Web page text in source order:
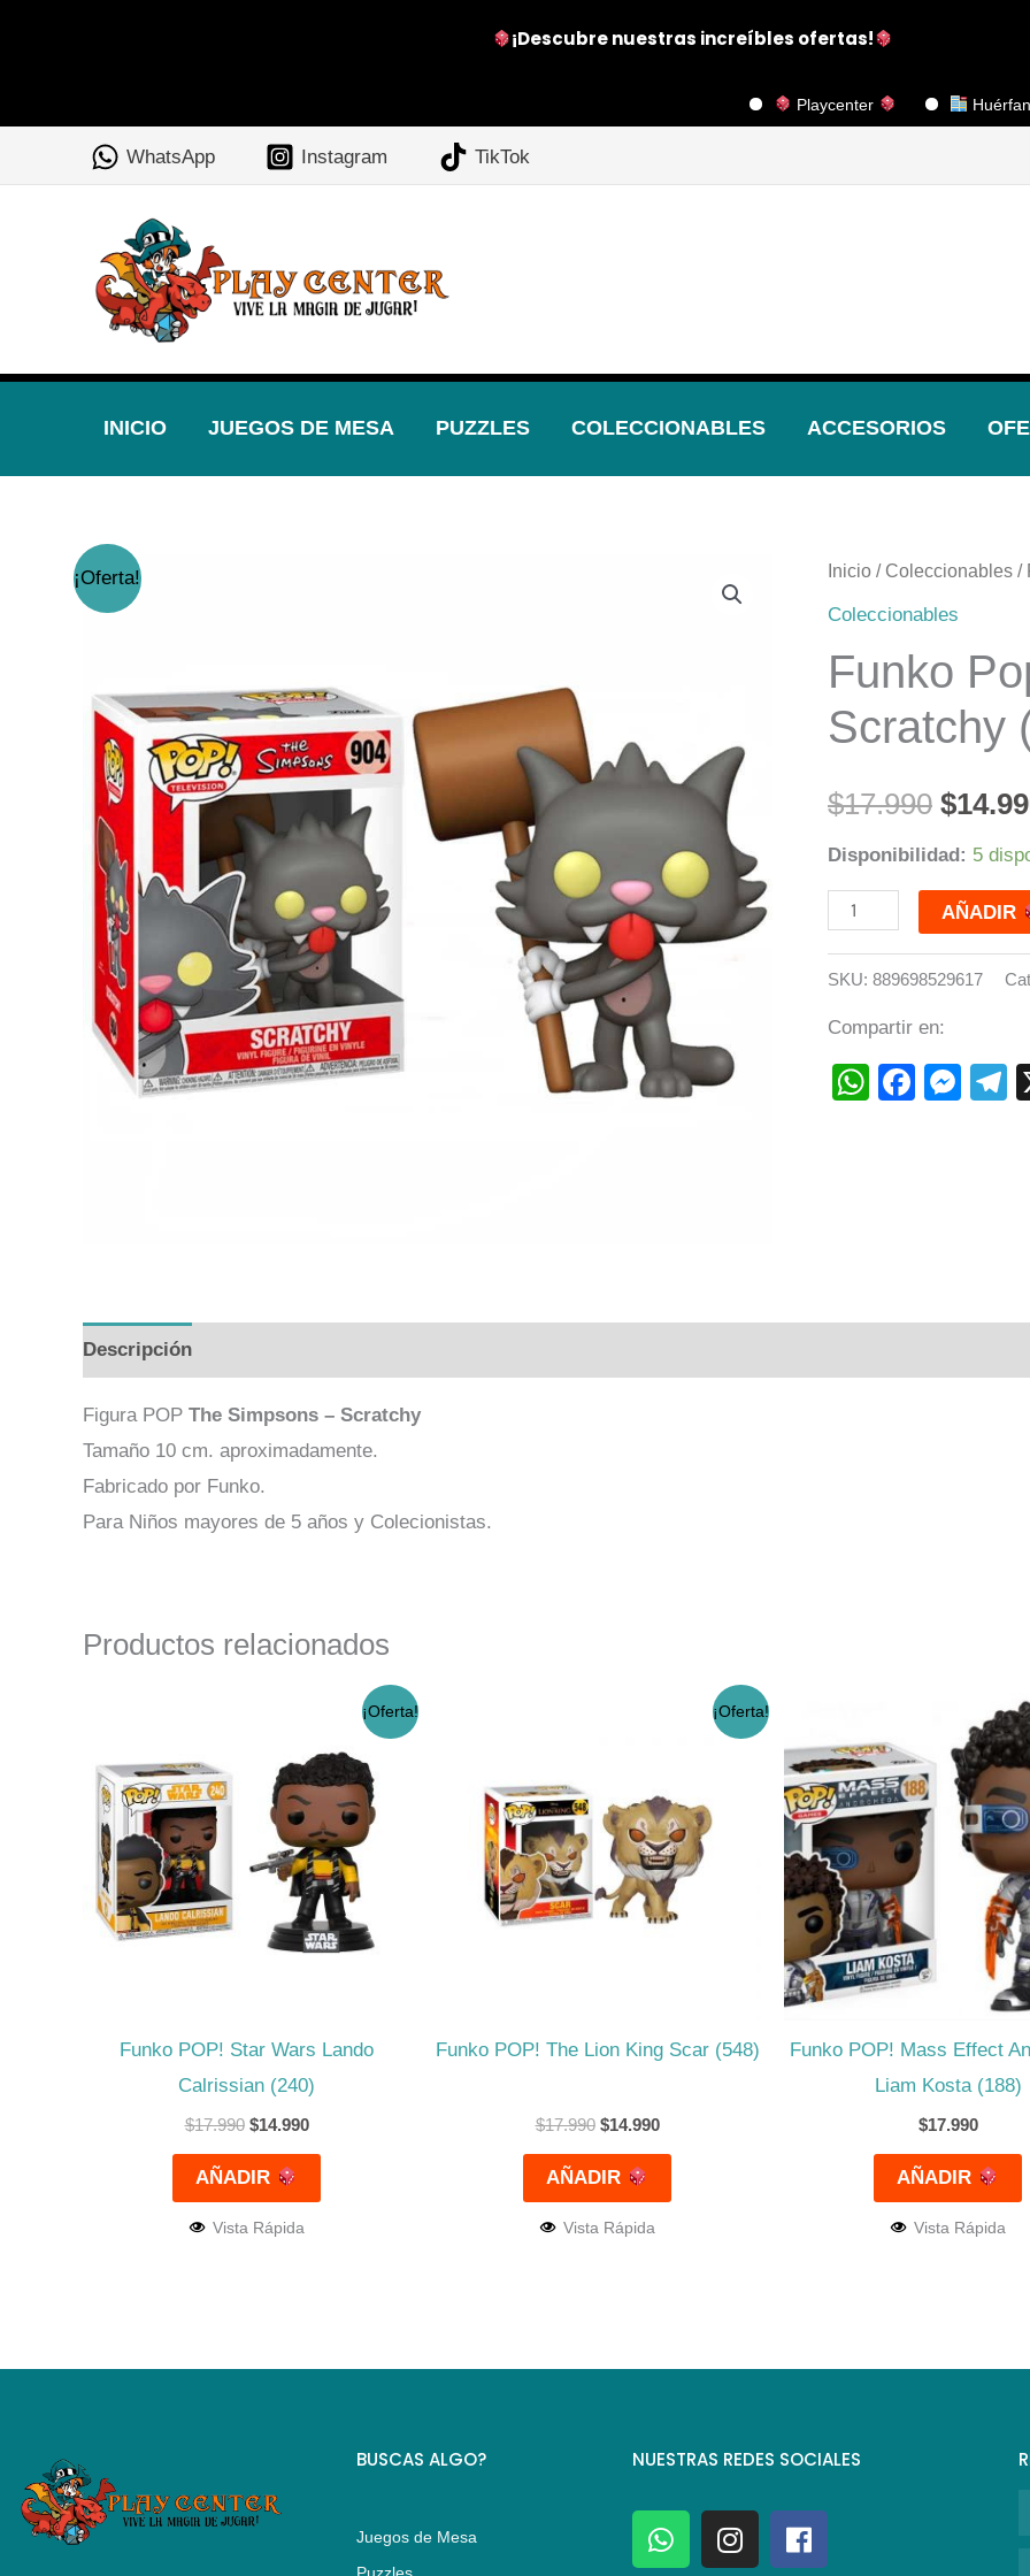
Playcenter Huérfanos
al
WhatsApp Instagram TikTok
INICIO JUEGOS DE MESA PUZZLES COLECCIONABLES ACCESORIOS
¡Oferta! Inicio / Coleccionables /
Coleccionables
Funko
Scratchy
$17.990
El
era:
$
Disponibilidad: 5
Funko
Pop!
Simpson:
Scratchy
(Tomy)
cantidad
AÑADIR
SKU: 889698529617
Compartir en:
Descripción
Figura POP The Simpsons – Scratchy
Tamaño 10 cm. aproximadamente.
Fabricado por Funko.
Para Niños mayores de 5 años y Colecionistas.
Productos relacionados
¡Oferta!
Funko POP! Star Wars Lando
Calrissian (240)
$17.990
era:
$17.990.
$14.990
es:
$14.990.
AÑADIR
Vista Rápida
¡Oferta!
Funko POP! The Lion King Scar (548)
$17.990 $14.990
AÑADIR
Vista Rápida
Funko POP! Mass Effect
Liam Kosta (188)
$17.990
AÑADIR
Vista Rápida
BUSCAS ALGO?
Juegos de Mesa
NUESTRAS REDES SOCIALES
W
h
I
n
F
a
¡Descubre nuestras increíbles ofertas!